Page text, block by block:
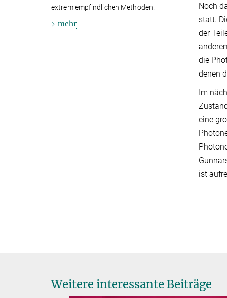
Noch
statt.
der
die
denen
Im
eine
ist
extrem empfindlichen Methoden.
mehr
Weitere interessante Beiträge